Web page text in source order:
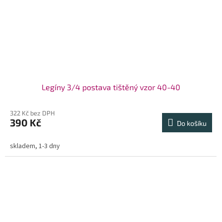
Legíny 3/4 postava tištěný vzor 40-40
322 Kč bez DPH
390 Kč Do košíku
skladem, 1-3 dny